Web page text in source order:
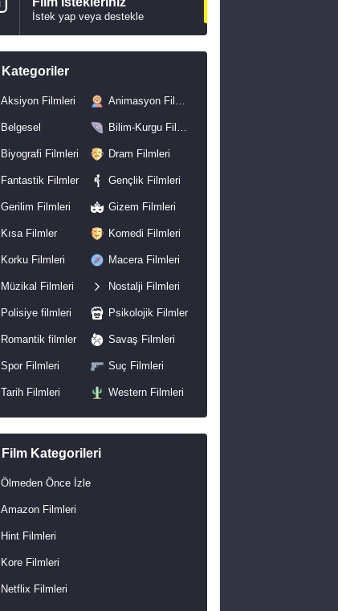
İstek yap veya destekle
Kategoriler
Aksiyon Filmleri Animasyon Filmleri
Belgesel Bilim-Kurgu Filmleri
Biyografi Filmleri Dram Filmleri
Fantastik Filmler Gençlik Filmleri
Gerilim Filmleri Gizem Filmleri
Kısa Filmler Komedi Filmleri
Korku Filmleri Macera Filmleri
Müzikal Filmleri Nostalji Filmleri
Polisiye filmleri Psikolojik Filmler
Romantik filmler Savaş Filmleri
Spor Filmleri Suç Filmleri
Tarih Filmleri Western Filmleri
Film Kategorileri
Ölmeden Önce İzle
Amazon Filmleri
Hint Filmleri
Kore Filmleri
Netflix Filmleri